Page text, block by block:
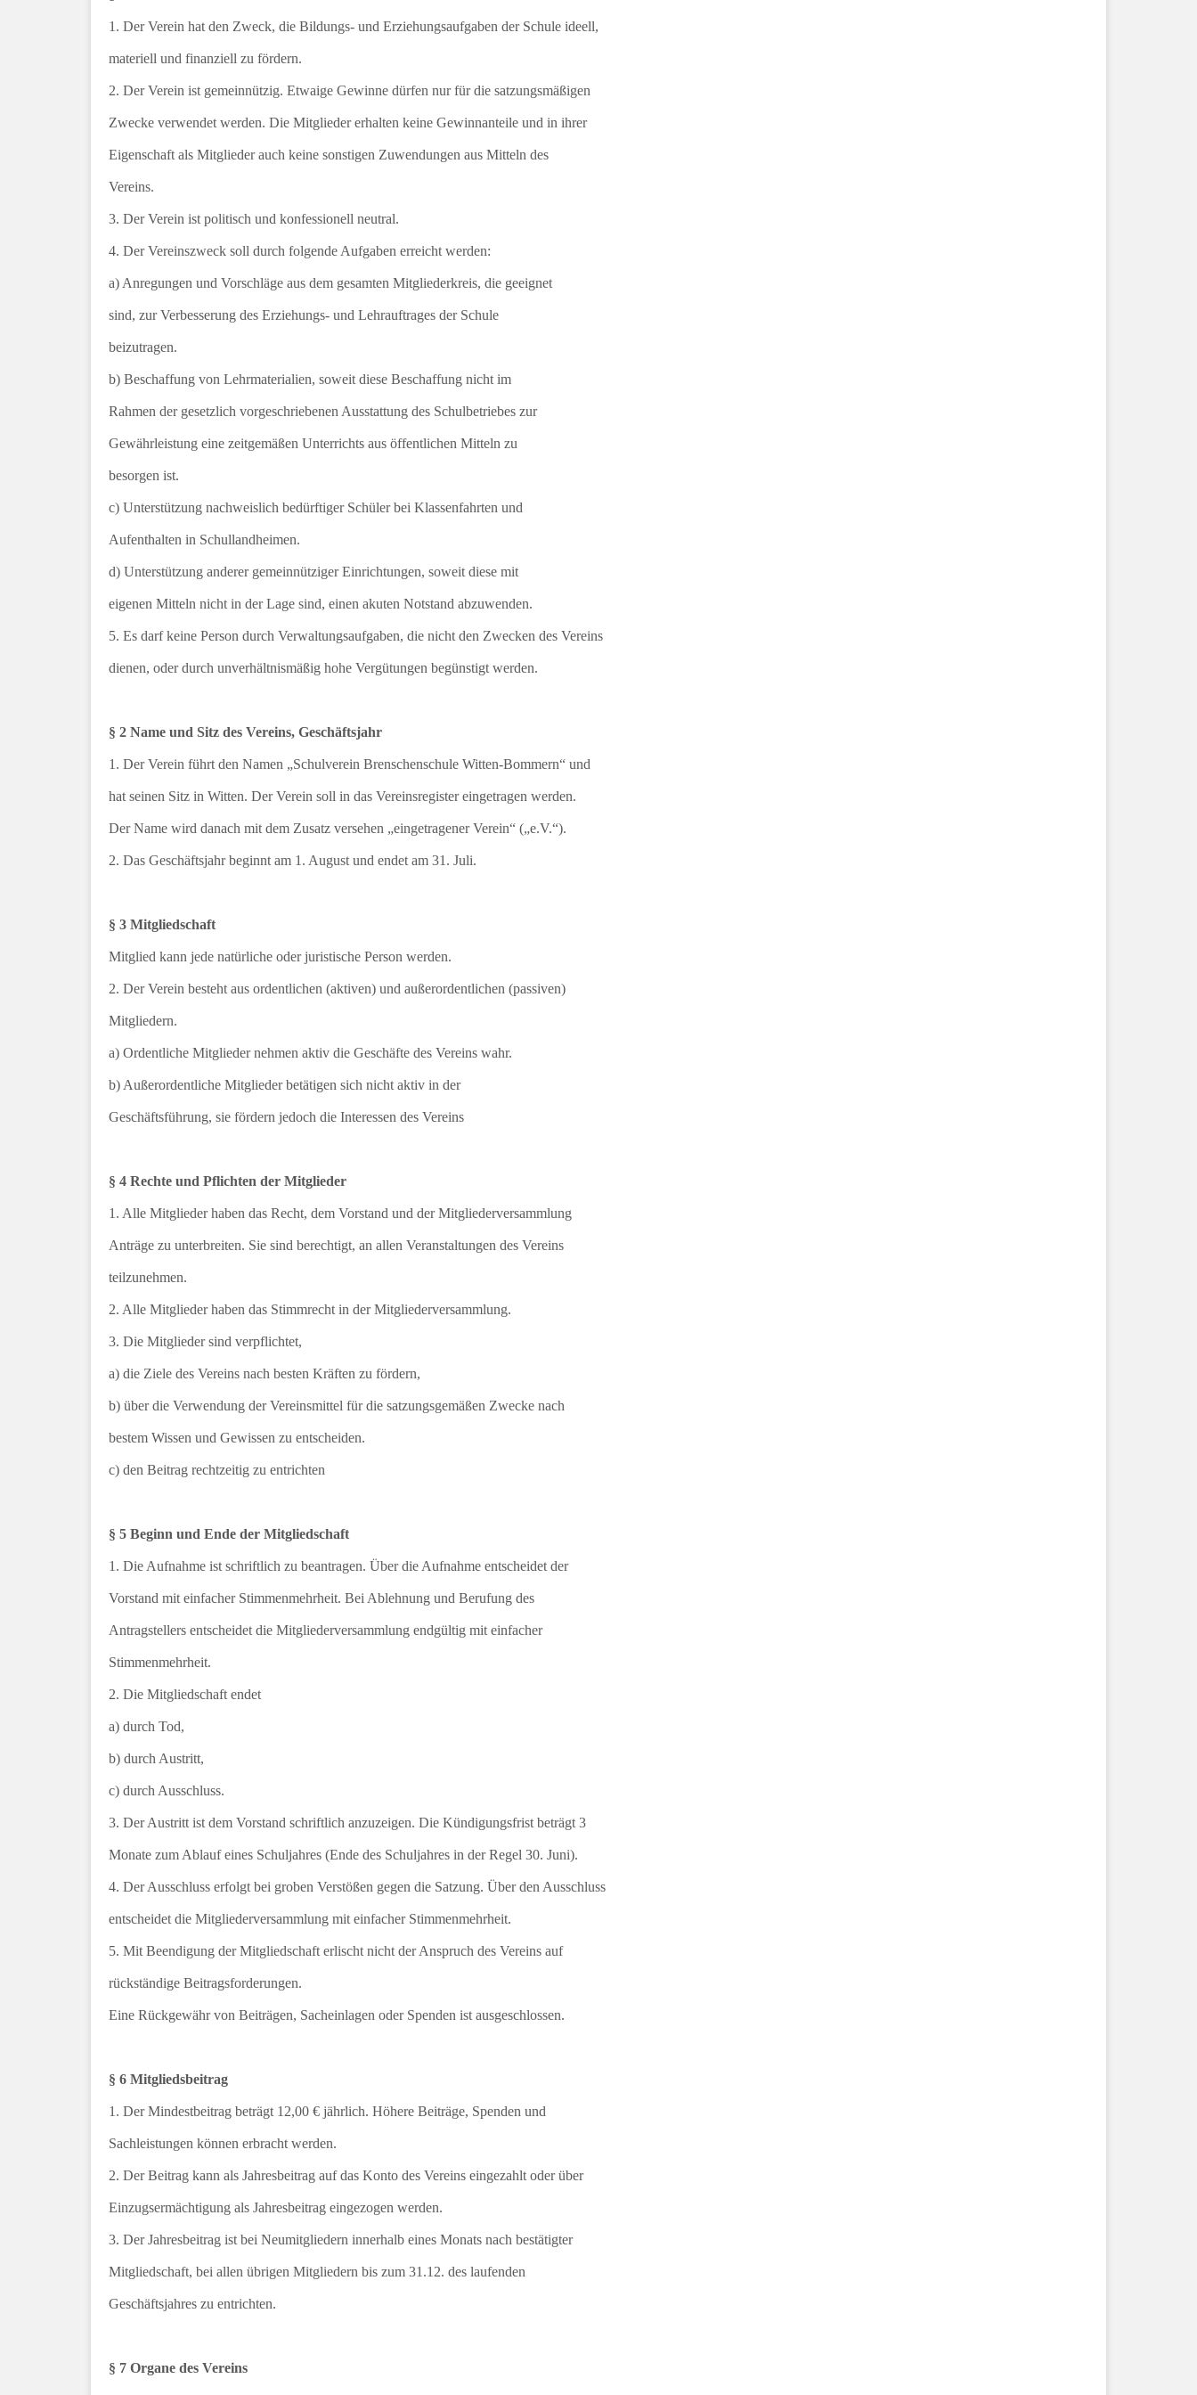
1. Der Verein hat den Zweck, die Bildungs- und Erziehungsaufgaben der Schule ideell,
materiell und finanziell zu fördern.
2. Der Verein ist gemeinnützig. Etwaige Gewinne dürfen nur für die satzungsmäßigen
Zwecke verwendet werden. Die Mitglieder erhalten keine Gewinnanteile und in ihrer
Eigenschaft als Mitglieder auch keine sonstigen Zuwendungen aus Mitteln des
Vereins.
3. Der Verein ist politisch und konfessionell neutral.
4. Der Vereinszweck soll durch folgende Aufgaben erreicht werden:
a) Anregungen und Vorschläge aus dem gesamten Mitgliederkreis, die geeignet
sind, zur Verbesserung des Erziehungs- und Lehrauftrages der Schule
beizutragen.
b) Beschaffung von Lehrmaterialien, soweit diese Beschaffung nicht im
Rahmen der gesetzlich vorgeschriebenen Ausstattung des Schulbetriebes zur
Gewährleistung eine zeitgemäßen Unterrichts aus öffentlichen Mitteln zu
besorgen ist.
c) Unterstützung nachweislich bedürftiger Schüler bei Klassenfahrten und
Aufenthalten in Schullandheimen.
d) Unterstützung anderer gemeinnütziger Einrichtungen, soweit diese mit
eigenen Mitteln nicht in der Lage sind, einen akuten Notstand abzuwenden.
5. Es darf keine Person durch Verwaltungsaufgaben, die nicht den Zwecken des Vereins
dienen, oder durch unverhältnismäßig hohe Vergütungen begünstigt werden.
§ 2 Name und Sitz des Vereins, Geschäftsjahr
1. Der Verein führt den Namen „Schulverein Brenschenschule Witten-Bommern“ und
hat seinen Sitz in Witten. Der Verein soll in das Vereinsregister eingetragen werden.
Der Name wird danach mit dem Zusatz versehen „eingetragener Verein“ („e.V.“).
2. Das Geschäftsjahr beginnt am 1. August und endet am 31. Juli.
§ 3 Mitgliedschaft
Mitglied kann jede natürliche oder juristische Person werden.
2. Der Verein besteht aus ordentlichen (aktiven) und außerordentlichen (passiven)
Mitgliedern.
a) Ordentliche Mitglieder nehmen aktiv die Geschäfte des Vereins wahr.
b) Außerordentliche Mitglieder betätigen sich nicht aktiv in der
Geschäftsführung, sie fördern jedoch die Interessen des Vereins
§ 4 Rechte und Pflichten der Mitglieder
1. Alle Mitglieder haben das Recht, dem Vorstand und der Mitgliederversammlung
Anträge zu unterbreiten. Sie sind berechtigt, an allen Veranstaltungen des Vereins
teilzunehmen.
2. Alle Mitglieder haben das Stimmrecht in der Mitgliederversammlung.
3. Die Mitglieder sind verpflichtet,
a) die Ziele des Vereins nach besten Kräften zu fördern,
b) über die Verwendung der Vereinsmittel für die satzungsgemäßen Zwecke nach
bestem Wissen und Gewissen zu entscheiden.
c) den Beitrag rechtzeitig zu entrichten
§ 5 Beginn und Ende der Mitgliedschaft
1. Die Aufnahme ist schriftlich zu beantragen. Über die Aufnahme entscheidet der
Vorstand mit einfacher Stimmenmehrheit. Bei Ablehnung und Berufung des
Antragstellers entscheidet die Mitgliederversammlung endgültig mit einfacher
Stimmenmehrheit.
2. Die Mitgliedschaft endet
a) durch Tod,
b) durch Austritt,
c) durch Ausschluss.
3. Der Austritt ist dem Vorstand schriftlich anzuzeigen. Die Kündigungsfrist beträgt 3
Monate zum Ablauf eines Schuljahres (Ende des Schuljahres in der Regel 30. Juni).
4. Der Ausschluss erfolgt bei groben Verstößen gegen die Satzung. Über den Ausschluss
entscheidet die Mitgliederversammlung mit einfacher Stimmenmehrheit.
5. Mit Beendigung der Mitgliedschaft erlischt nicht der Anspruch des Vereins auf
rückständige Beitragsforderungen.
Eine Rückgewähr von Beiträgen, Sacheinlagen oder Spenden ist ausgeschlossen.
§ 6 Mitgliedsbeitrag
1. Der Mindestbeitrag beträgt 12,00 € jährlich. Höhere Beiträge, Spenden und
Sachleistungen können erbracht werden.
2. Der Beitrag kann als Jahresbeitrag auf das Konto des Vereins eingezahlt oder über
Einzugsermächtigung als Jahresbeitrag eingezogen werden.
3. Der Jahresbeitrag ist bei Neumitgliedern innerhalb eines Monats nach bestätigter
Mitgliedschaft, bei allen übrigen Mitgliedern bis zum 31.12. des laufenden
Geschäftsjahres zu entrichten.
§ 7 Organe des Vereins